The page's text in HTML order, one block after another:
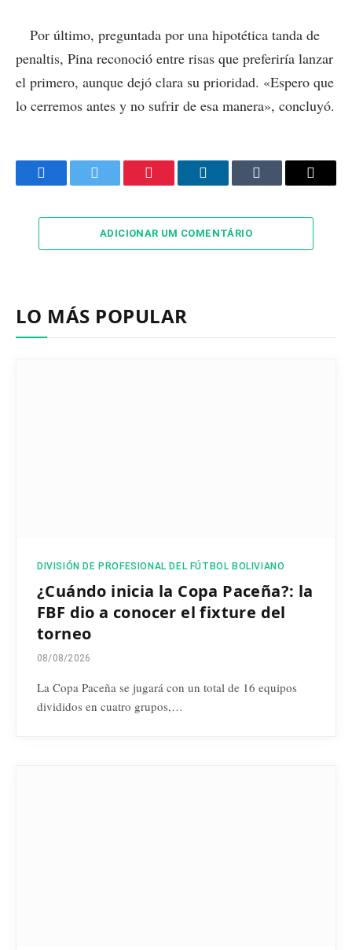
Por último, preguntada por una hipotética tanda de
penaltis, Pina reconoció entre risas que preferiría lanzar
el primero, aunque dejó clara su prioridad. «Espero que
lo cerremos antes y no sufrir de esa manera», concluyó.
FacebookTwitter Pinterest LinkedInTumblr Email
ADICIONAR UM COMENTÁRIO
LO MÁS POPULAR
DIVISIÓN DE PROFESIONAL DEL FÚTBOL BOLIVIANO
¿Cuándo inicia la Copa Paceña?: la
FBF dio a conocer el fixture del
torneo
08/08/2026
La Copa Paceña se jugará con un total de 16 equipos
divididos en cuatro grupos,…